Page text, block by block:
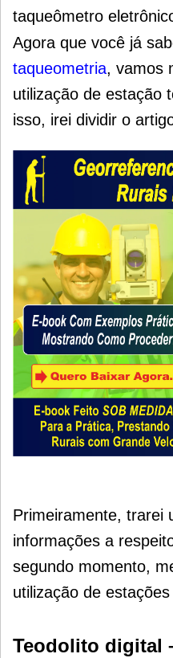
taqueômetro
Agora que você já
taqueometria, vamos
utilização de estação
isso, irei dividir o
Primeiramente, trarei
informações a
segundo momento,
utilização de
Teodolito digital